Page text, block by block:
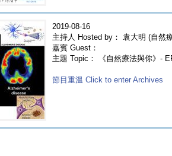
2019-08-16
主持人 Hosted by： 袁大明 (自然
嘉賓 Guest：
主題 Topic： 《自然療法與你》-
節目重溫 Click to enter Archives